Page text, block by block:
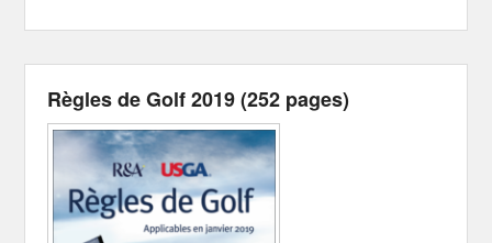
Règles de Golf 2019 (252 pages)